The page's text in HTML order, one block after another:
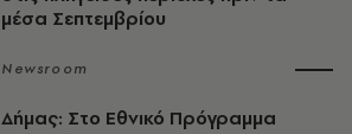
μέσα Σεπτεμβρίου
Newsroom
Δήμας: Στο Εθνικό Πρόγραμμα